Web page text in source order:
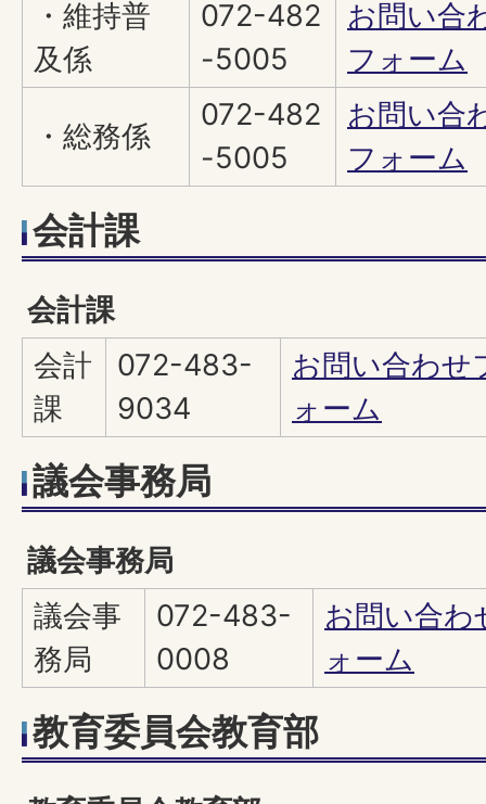
・維持普
及係
072-482
-5005
お問い合
フォーム
・総務係
072-482
-5005
お問い合
フォーム
会計課
会計課
会計
課
072-483-
9034
お問い合わせ
ォーム
議会事務局
議会事務局
議会事
務局
072-483-
0008
お問い合わ
ォーム
教育委員会教育部